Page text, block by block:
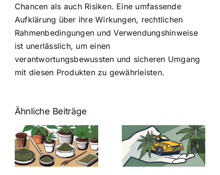
Chancen als auch Risiken. Eine umfassende
Aufklärung über ihre Wirkungen, rechtlichen
Rahmenbedingungen und Verwendungshinweise
ist unerlässlich, um einen
verantwortungsbewussten und sicheren Umgang
mit diesen Produkten zu gewährleisten.
Ähnliche Beiträge
Neue THC-
Grenzwert-
Regelung:
Was Sie über
Cannabis und
Cannabis
Samen
kaufen: Alles
was Sie